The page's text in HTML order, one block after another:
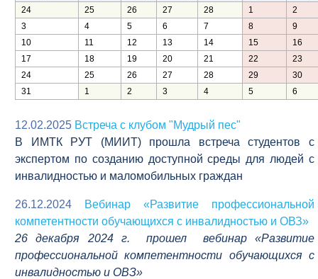
24
25 26 27 28 1
2
3
4 5 6 7 8
9
10
11 12 13 14 15
16
17
18 19 20 21 22
23
24
25 26 27 28 29
30
31
1 2 3 4 5 6
12.02.2025 Встреча с клубом "Мудрый пес"
В ИМТК РУТ (МИИТ) прошла встреча студентов с
экспертом по созданию доступной среды для людей с
инвалидностью и маломобильных граждан
26.12.2024
Вебинар «Развитие профессиональной
компетентности обучающихся с инвалидностью и ОВЗ»
26 декабря 2024 г. прошел вебинар «Развитие
профессиональной компетентности обучающихся с
инвалидностью и ОВЗ»